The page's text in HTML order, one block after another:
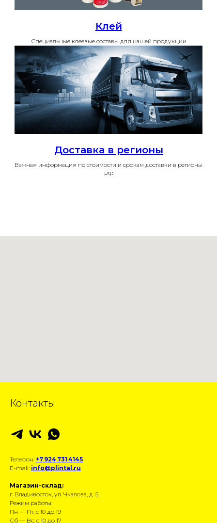
Клей
Специальные клеевые составы для нашей продукции
Доставка в регионы
Важная информация по стоимости и срокам доставки в регионы
РФ
Контакты
Телефон: +7 924 731 4145
E-mail: info@plintal.ru
Магазин-склад:
г. Владивосток, ул. Чкалова, д. 5.
Режим работы:
Пн — Пт: с 10 до 19
Сб — Вс: с 10 до 17